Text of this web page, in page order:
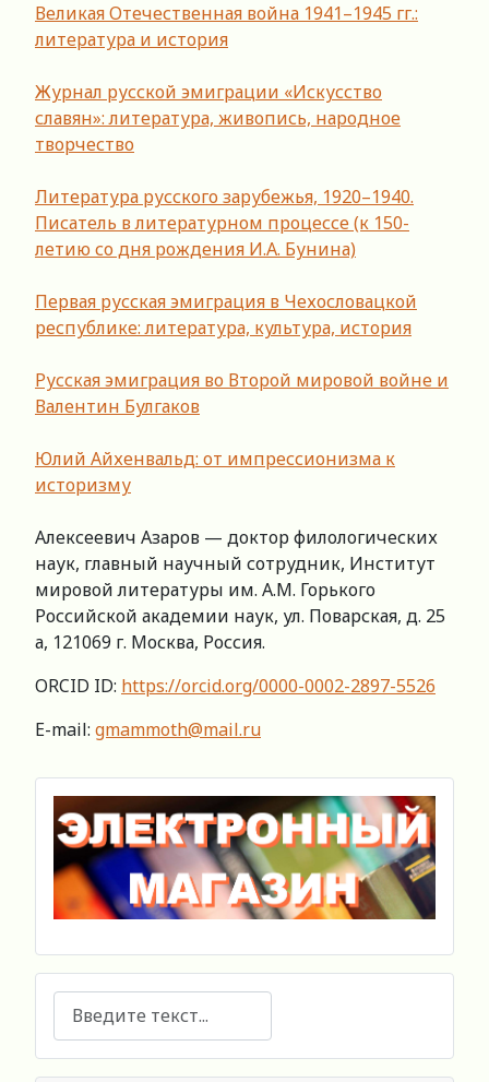
Великая Отечественная война 1941–1945 гг.:
литература и история
Журнал русской эмиграции «Искусство
славян»: литература, живопись, народное
творчество
Литература русского зарубежья, 1920–1940.
Писатель в литературном процессе (к 150-
летию со дня рождения И.А. Бунина)
Первая русская эмиграция в Чехословацкой
республике: литература, культура, история
Русская эмиграция во Второй мировой войне и
Валентин Булгаков
Юлий Айхенвальд: от импрессионизма к
историзму
Алексеевич Азаров — доктор филологических
наук, главный научный сотрудник, Институт
мировой литературы им. А.М. Горького
Российской академии наук, ул. Поварская, д. 25
а, 121069 г. Москва, Россия.
ORCID ID: https://orcid.org/0000-0002-2897-5526
E-mail: gmammoth@mail.ru
Поиск